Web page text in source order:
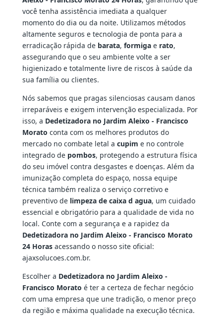
você tenha assistência imediata a qualquer
momento do dia ou da noite. Utilizamos métodos
altamente seguros e tecnologia de ponta para a
erradicação rápida de barata, formigae rato,
assegurando que o seu ambiente volte a ser
higienizado e totalmente livre de riscos à saúde da
sua família ou clientes.
Nós sabemos que pragas silenciosas causam danos
irreparáveis e exigem intervenção especializada. Por
isso, a Dedetizadora no Jardim Aleixo - Francisco
Morato conta com os melhores produtos do
mercado no combate letal a cupim e no controle
integrado de pombos, protegendo a estrutura física
do seu imóvel contra desgastes e doenças. Além da
imunização completa do espaço, nossa equipe
técnica também realiza o serviço corretivo e
preventivo de limpeza de caixa d agua, um cuidado
essencial e obrigatório para a qualidade de vida no
local. Conte com a segurança e a rapidez da
Dedetizadora no Jardim Aleixo - Francisco Morato
24 Horasacessando o nosso site oficial:
ajaxsolucoes.com.br.
Escolher a Dedetizadora no Jardim Aleixo -
Francisco Morato é ter a certeza de fechar negócio
com uma empresa que une tradição, o menor preço
da região e máxima qualidade na execução técnica.